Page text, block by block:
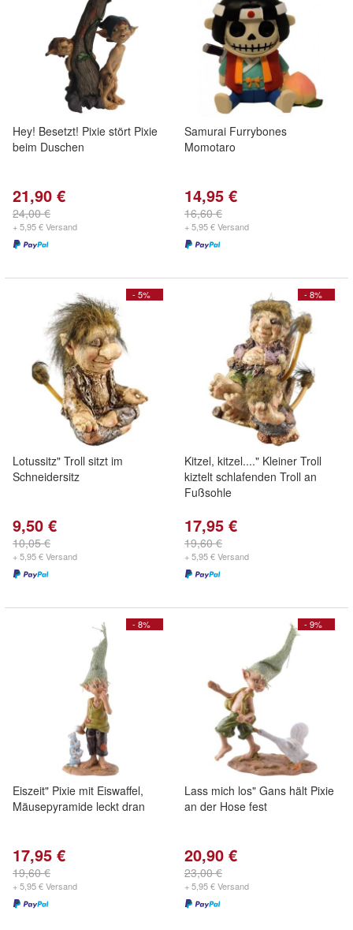
Hey! Besetzt! Pixie stört Pixie
beim Duschen
21,90 €
24,00 €
+ 5,95 € Versand
Samurai Furrybones
Momotaro
14,95 €
16,60 €
+ 5,95 € Versand
- 5%
Lotussitz" Troll sitzt im
Schneidersitz
9,50 €
10,05 €
+ 5,95 € Versand
- 8%
Kitzel, kitzel...." Kleiner Troll
kiztelt schlafenden Troll an
Fußsohle
17,95 €
19,60 €
+ 5,95 € Versand
- 8%
Eiszeit" Pixie mit Eiswaffel,
Mäusepyramide leckt dran
17,95 €
19,60 €
+ 5,95 € Versand
- 9%
Lass mich los" Gans hält Pixie
an der Hose fest
20,90 €
23,00 €
+ 5,95 € Versand